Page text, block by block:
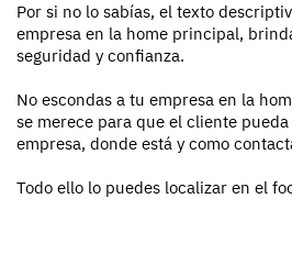
Por si no lo sabías, el texto
empresa en la home principal,
seguridad y confianza.
No escondas a tu empresa en la
se merece para que el cliente
empresa, donde está y como
Todo ello lo puedes localizar en el